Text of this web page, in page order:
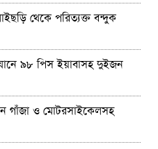
থেকে পরিত্যক্ত বন্দুক
৯৮ পিস ইয়াবাসহ দুইজন
গাঁজা ও মোটরসাইকেলসহ